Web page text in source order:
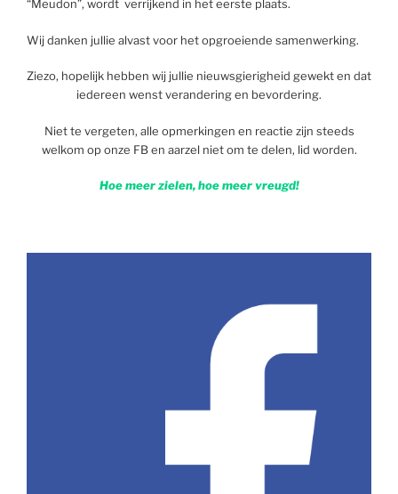
“Meudon”, wordt verrijkend in het eerste plaats.
Wij danken jullie alvast voor het opgroeiende samenwerking.
Ziezo, hopelijk hebben wij jullie nieuwsgierigheid gewekt en dat
iedereen wenst verandering en bevordering.
Niet te vergeten, alle opmerkingen en reactie zijn steeds
welkom op onze FB en aarzel niet om te delen, lid worden.
Hoe meer zielen, hoe meer vreugd!